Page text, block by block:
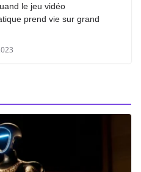
le jeu vidéo
prend vie sur grand